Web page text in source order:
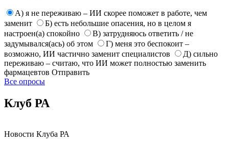
А) я не переживаю – ИИ скорее поможет в работе, чем
заменит
Б) есть небольшие опасения, но в целом я
настроен(а) спокойно
В) затрудняюсь ответить / не
задумывался(ась) об этом
Г) меня это беспокоит –
возможно, ИИ частично заменит специалистов
Д) сильно
переживаю – считаю, что ИИ может полностью заменить
фармацевтов Отправить
Все опросы
Клуб РА
Новости Клуба РА